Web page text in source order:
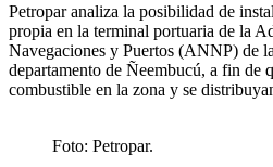
Petropar analiza la posibilidad de
propia en la terminal portuaria de la
Navegaciones y Puertos (ANNP) de
departamento de Ñeembucú, a fin de
combustible en la zona y se
Foto: Petropar.